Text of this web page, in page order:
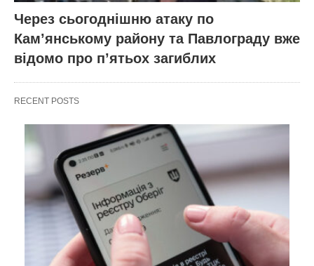
Через сьогоднішню атаку по
Кам’янському району та Павлограду вже
відомо про п’ятьох загиблих
RECENT POSTS